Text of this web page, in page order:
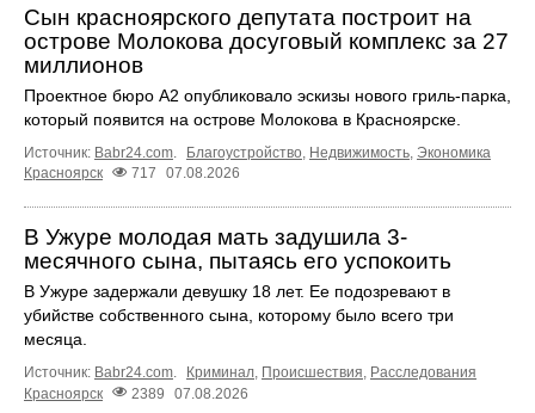
Сын красноярского депутата построит на
острове Молокова досуговый комплекс за 27
миллионов
Проектное бюро А2 опубликовало эскизы нового гриль-парка,
который появится на острове Молокова в Красноярске.
Источник: Babr24.com. Благоустройство, Недвижимость, Экономика
Красноярск
717 07.08.2026
В Ужуре молодая мать задушила 3-
месячного сына, пытаясь его успокоить
В Ужуре задержали девушку 18 лет. Ее подозревают в
убийстве собственного сына, которому было всего три
месяца.
Источник: Babr24.com. Криминал, Происшествия, Расследования
Красноярск
2389 07.08.2026